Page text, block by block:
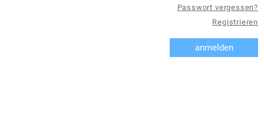
Passwort vergessen?
Registrieren
anmelden